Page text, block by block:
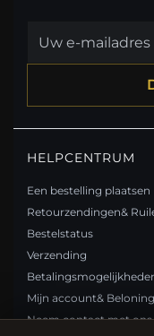
HELPCENTRUM
Een bestelling plaatsen
Retourzendingen&
Bestelstatus
Verzending
Mijn account&
Neem contact met